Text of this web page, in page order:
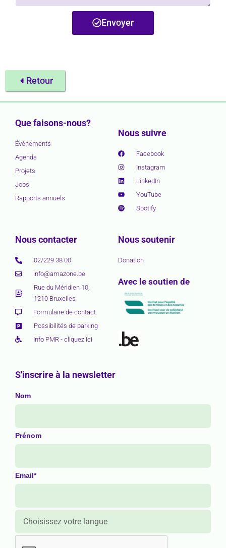
Envoyer
Retour
Que faisons-nous?
Événements
Agenda
Projets
Jobs
Rapports annuels
Nous suivre
Facebook
Instagram
LinkedIn
YouTube
Spotify
Nous contacter
02/229 38 00
info@amazone.be
Rue du Méridien 10,
1210 Bruxelles
Formulaire de contact
Possibilités de parking
Info PMR - cliquez ici
Nous soutenir
Donation
Avec le soutien de
S'inscrire à la newsletter
Nom
Prénom
Email*